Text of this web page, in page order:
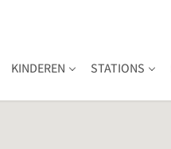
KINDEREN STATIONS